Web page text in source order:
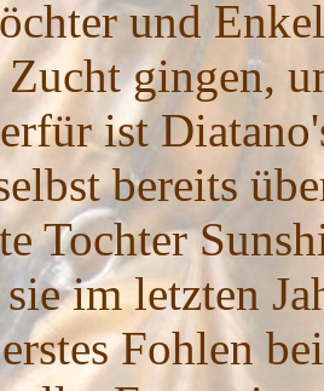
und
gingen,
ist
bereits
Tochter
im letzten
Fohlen